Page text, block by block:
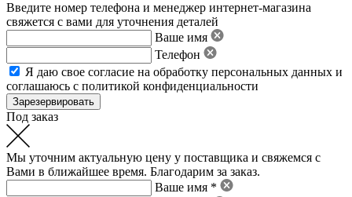
Введите номер телефона и менеджер интернет-магазина
свяжется с вами для уточнения деталей
Ваше имя
Телефон
Я даю свое согласие на обработку персональных данных и
соглашаюсь с политикой конфиденциальности
Под заказ
Мы уточним актуальную цену у поставщика и свяжемся с
Вами в ближайшее время. Благодарим за заказ.
Ваше имя *